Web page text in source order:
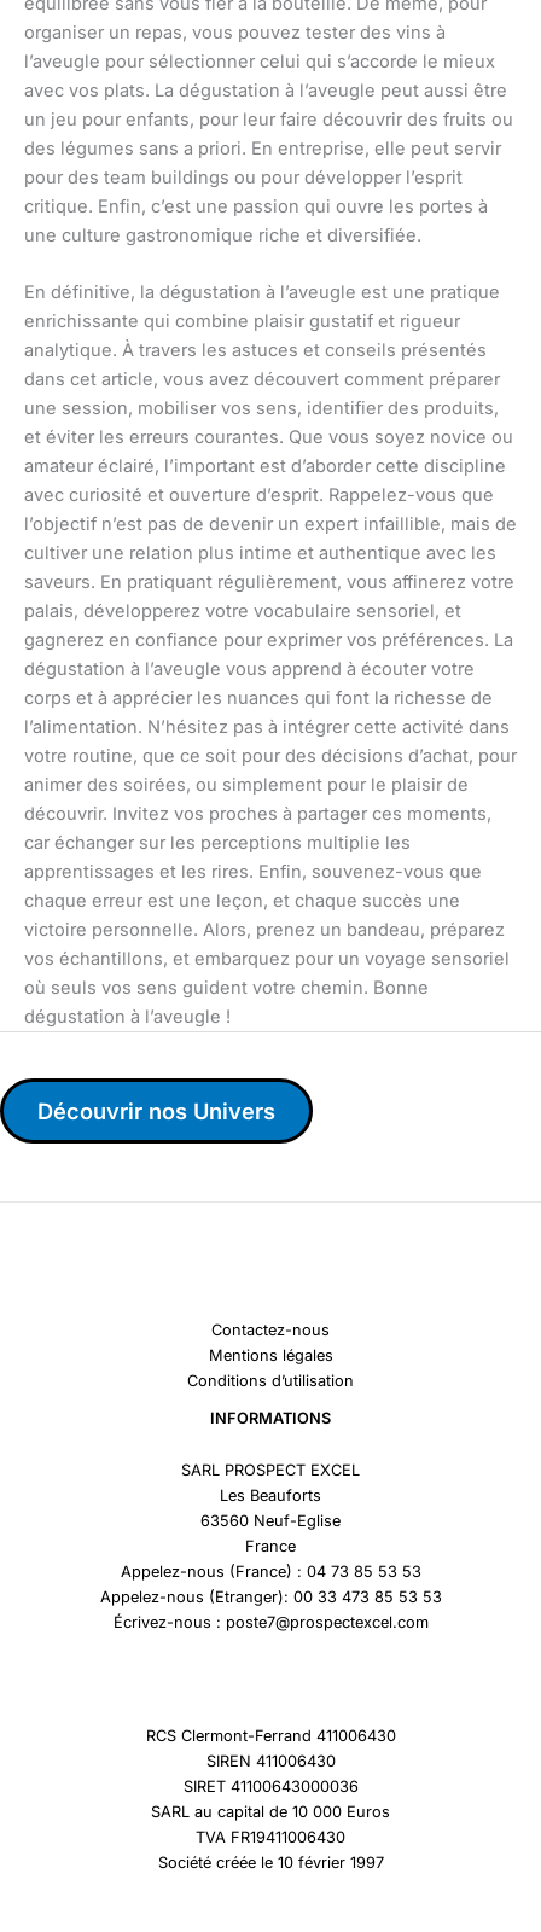
organiser un repas, vous pouvez tester des vins à
l’aveugle pour sélectionner celui qui s’accorde le mieux
avec vos plats. La dégustation à l’aveugle peut aussi être
un jeu pour enfants, pour leur faire découvrir des fruits ou
des légumes sans a priori. En entreprise, elle peut servir
pour des team buildings ou pour développer l’esprit
critique. Enfin, c’est une passion qui ouvre les portes à
une culture gastronomique riche et diversifiée.
En définitive, la dégustation à l’aveugle est une pratique
enrichissante qui combine plaisir gustatif et rigueur
analytique. À travers les astuces et conseils présentés
dans cet article, vous avez découvert comment préparer
une session, mobiliser vos sens, identifier des produits,
et éviter les erreurs courantes. Que vous soyez novice ou
amateur éclairé, l’important est d’aborder cette discipline
avec curiosité et ouverture d’esprit. Rappelez-vous que
l’objectif n’est pas de devenir un expert infaillible, mais de
cultiver une relation plus intime et authentique avec les
saveurs. En pratiquant régulièrement, vous affinerez votre
palais, développerez votre vocabulaire sensoriel, et
gagnerez en confiance pour exprimer vos préférences. La
dégustation à l’aveugle vous apprend à écouter votre
corps et à apprécier les nuances qui font la richesse de
l’alimentation. N’hésitez pas à intégrer cette activité dans
votre routine, que ce soit pour des décisions d’achat, pour
animer des soirées, ou simplement pour le plaisir de
découvrir. Invitez vos proches à partager ces moments,
car échanger sur les perceptions multiplie les
apprentissages et les rires. Enfin, souvenez-vous que
chaque erreur est une leçon, et chaque succès une
victoire personnelle. Alors, prenez un bandeau, préparez
vos échantillons, et embarquez pour un voyage sensoriel
où seuls vos sens guident votre chemin. Bonne
dégustation à l’aveugle !
Découvrir nos Univers
Contactez-nous
Mentions légales
Conditions d’utilisation
INFORMATIONS
SARL PROSPECT EXCEL
Les Beauforts
63560 Neuf-Eglise
France
Appelez-nous (France) : 04 73 85 53 53
Appelez-nous (Etranger): 00 33 473 85 53 53
Écrivez-nous : poste7@prospectexcel.com
RCS Clermont-Ferrand 411006430
SIREN 411006430
SIRET 41100643000036
SARL au capital de 10 000 Euros
TVA FR19411006430
Société créée le 10 février 1997